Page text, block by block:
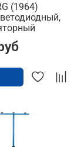
(1964)